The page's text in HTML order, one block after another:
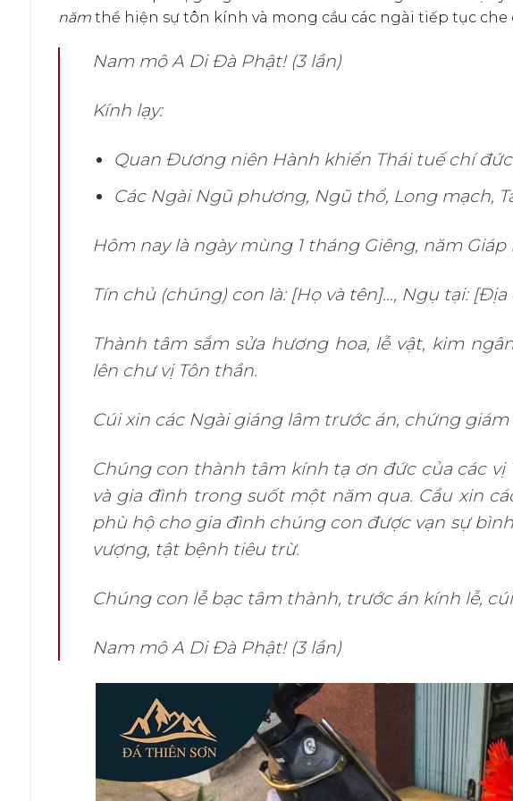
nămthể hiện sự tôn kính và mong cầu các ngài tiếp tục
Nam mô A Di Đà Phật! (3 lần)
Kính lạy:
Quan Đương niên Hành khiển Thái tuế chí
Các Ngài Ngũ phương, Ngũ thổ, Long mạch,
Hôm nay là ngày mùng 1 tháng Giêng, năm Giáp
Tín chủ (chúng) con là: [Họ và tên]…, Ngụ tại: [Địa
Thành tâm sắm sửa hương hoa, lễ vật, kim
lên chư vị Tôn thần.
Cúi xin các Ngài giáng lâm trước án, chứng
Chúng con thành tâm kính tạ ơn đức của các
và gia đình trong suốt một năm qua. Cầu xin
phù hộ cho gia đình chúng con được vạn sự
vượng, tật bệnh tiêu trừ.
Chúng con lễ bạc tâm thành, trước án kính lễ,
Nam mô A Di Đà Phật! (3 lần)